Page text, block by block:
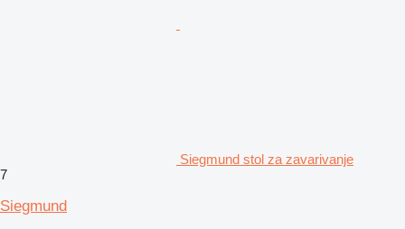
Siegmund stol za zavarivanje
7
Siegmund